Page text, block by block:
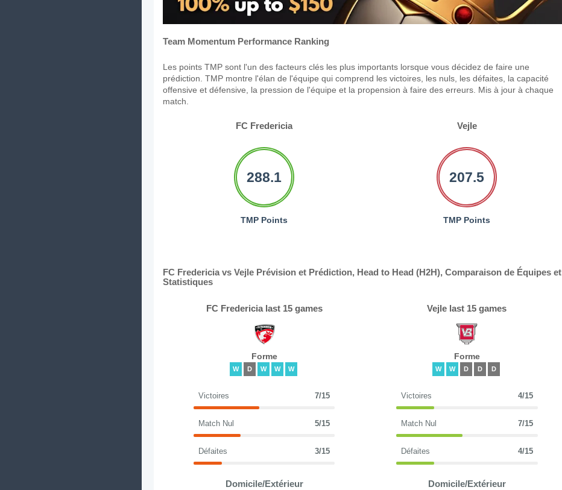
Team Momentum Performance Ranking
Les points TMP sont l'un des facteurs clés les plus importants lorsque vous décidez de faire une
prédiction. TMP montre l'élan de l'équipe qui comprend les victoires, les nuls, les défaites, la capacité
offensive et défensive, la pression de l'équipe et la propension à faire des erreurs. Mis à jour à chaque
match.
FC Fredericia Vejle
288.1
TMP Points
207.5
TMP Points
FC Fredericia vs Vejle Prévision et Prédiction, Head to Head (H2H), Comparaison de Équipes et
Statistiques
FC Fredericia last 15 games
Forme
W D W W W
Victoires 7/15
Match Nul 5/15
Défaites 3/15
Domicile/Extérieur
Vejle last 15 games
Forme
W W D D D
Victoires 4/15
Match Nul 7/15
Défaites 4/15
Domicile/Extérieur